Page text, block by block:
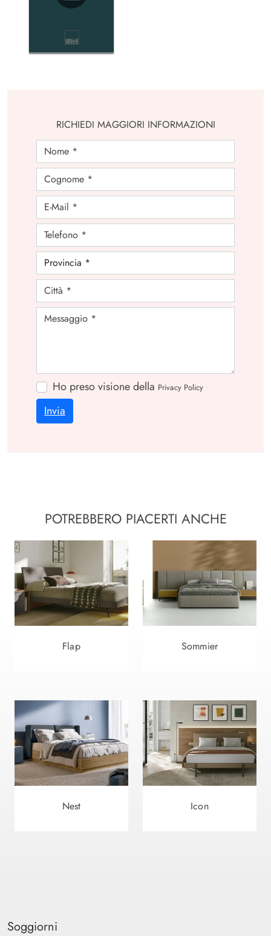
RICHIEDI MAGGIORI INFORMAZIONI
Ho preso visione della Privacy Policy
Invia
POTREBBERO PIACERTI ANCHE
Flap Sommier
Nest Icon
Soggiorni